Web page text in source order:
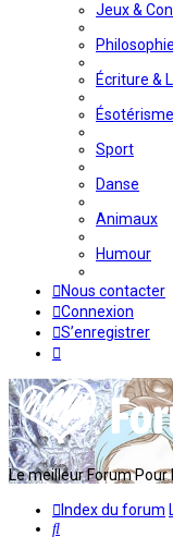
Jeux &
Philosophie
Écriture &
Sport
Danse
Animaux
Humour
Nous contacter
Connexion
S’enregistrer
Le meilleur Forum
Index du forum
Rechercher